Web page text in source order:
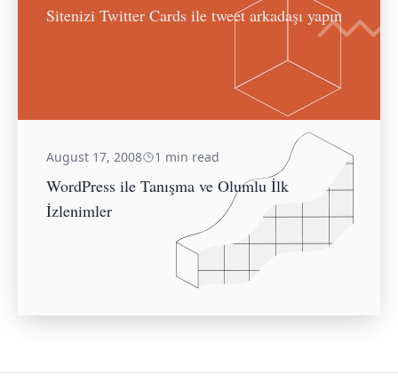
Sitenizi Twitter Cards ile tweet arkadaşı yapın
August 17, 2008 1 min read
WordPress ile Tanışma ve Olumlu İlk
İzlenimler